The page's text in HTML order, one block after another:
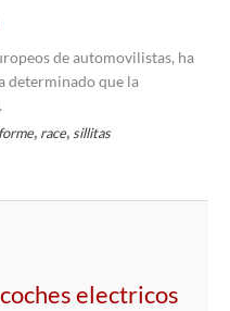
de automovilistas, ha
determinado que la
, race, sillitas
coches electricos